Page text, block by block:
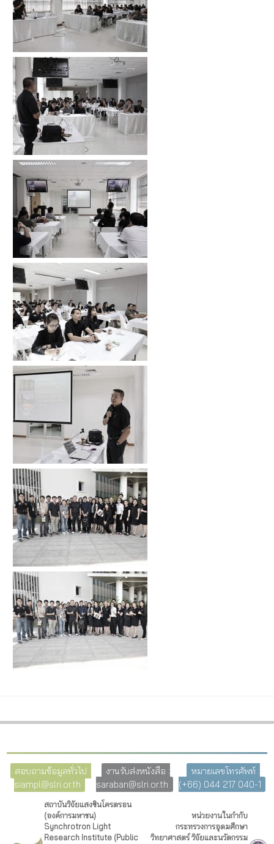
สอบถามข้อมูลทั่วไป :
siampl@slri.or.th
งานรับส่งหนังสือ :
saraban@slri.or.th
หมายเลขโทรศัพท์ :
(+66) 044 217 040-1
สถาบันวิจัยแสงซินโครตรอน
(องค์การมหาชน)
Synchrotron Light
Research Institute (Public
หน่วยงานในกำกับ
กระทรวงการอุดมศึกษา
วิทยาศาสตร์ วิจัยและนวัตกรรม